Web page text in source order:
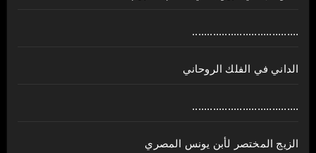
....................................
الداني في الفلك الروحاني
....................................
الزيج المختصر لأبن يونس المصري